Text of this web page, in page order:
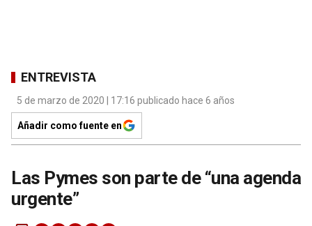
ENTREVISTA
5 de marzo de 2020 | 17:16 publicado hace 6 años
Añadir como fuente en
Las Pymes son parte de “una agenda
urgente”